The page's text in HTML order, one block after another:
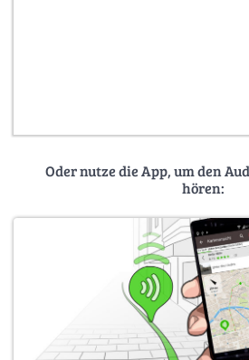
Oder nutze die App, um den
hören: